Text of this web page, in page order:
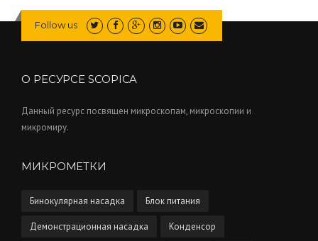
Follow us
О РЕСУРСЕ SCOPICA
Данный ресурс посвящен микроскопам, микроскопии и
микромиру.
МИКРОМЕТКИ
Бинокулярная насадка Блок питания
Демонстрационная насадка Конденсор